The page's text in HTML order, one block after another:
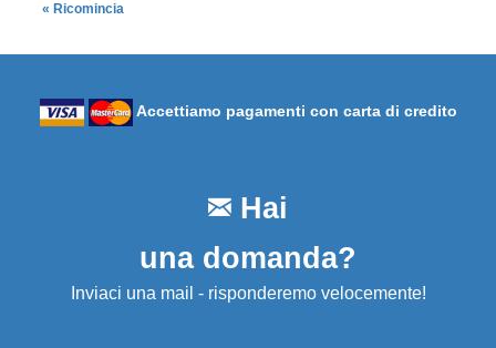
« Ricomincia
Accettiamo pagamenti con carta di credito
Hai
una domanda?
Inviaci una mail - risponderemo velocemente!